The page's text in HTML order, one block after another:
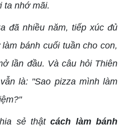
ta nhớ mãi.
đã nhiều năm, tiếp xúc đủ
bánh cuối tuần cho con,
lần đầu. Và câu hỏi Thiên
là: "Sao pizza mình làm
sẻ thậtcách làm bánh